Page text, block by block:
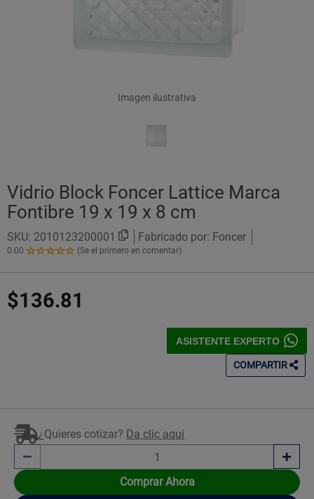
Imagen ilustrativa
Vidrio Block Foncer Lattice Marca
Fontibre 19 x 19 x 8 cm
SKU: 2010123200001 Fabricado por: Foncer
0.00
0.00
Estrellas!
(Se el primero en comentar)
$136.81
ASISTENTE EXPERTO
COMPARTIR
¿Quieres cotizar? Da clic aquí
Comprar Ahora